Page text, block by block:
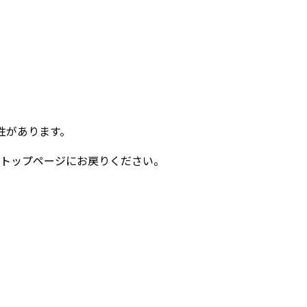
あります。
プページにお戻りください。